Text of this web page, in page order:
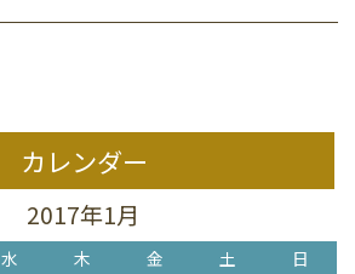
カレンダー
2017年1月
水 木 金 土 日